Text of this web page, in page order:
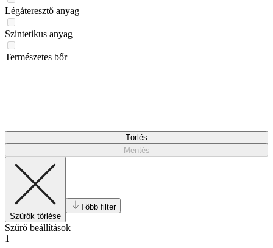
Légáteresztő anyag
Szintetikus anyag
Természetes bőr
Törlés
Mentés
Szűrők törlése
Több filter
Szűrő beállítások
1